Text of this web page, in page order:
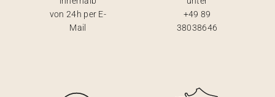
von 24h per E-
Mail
+49 89
38038646